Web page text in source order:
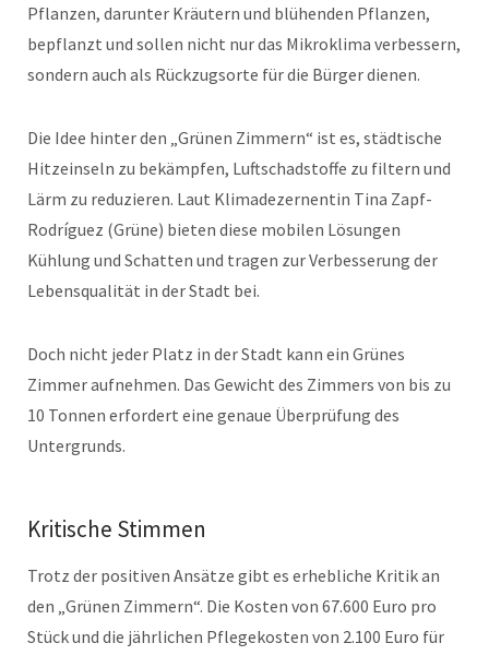
Pflanzen, darunter Kräutern und blühenden Pflanzen,
bepflanzt und sollen nicht nur das Mikroklima verbessern,
sondern auch als Rückzugsorte für die Bürger dienen.
Die Idee hinter den „Grünen Zimmern“ ist es, städtische
Hitzeinseln zu bekämpfen, Luftschadstoffe zu filtern und
Lärm zu reduzieren. Laut Klimadezernentin Tina Zapf-
Rodríguez (Grüne) bieten diese mobilen Lösungen
Kühlung und Schatten und tragen zur Verbesserung der
Lebensqualität in der Stadt bei.
Doch nicht jeder Platz in der Stadt kann ein Grünes
Zimmer aufnehmen. Das Gewicht des Zimmers von bis zu
10 Tonnen erfordert eine genaue Überprüfung des
Untergrunds.
Kritische Stimmen
Trotz der positiven Ansätze gibt es erhebliche Kritik an
den „Grünen Zimmern“. Die Kosten von 67.600 Euro pro
Stück und die jährlichen Pflegekosten von 2.100 Euro für